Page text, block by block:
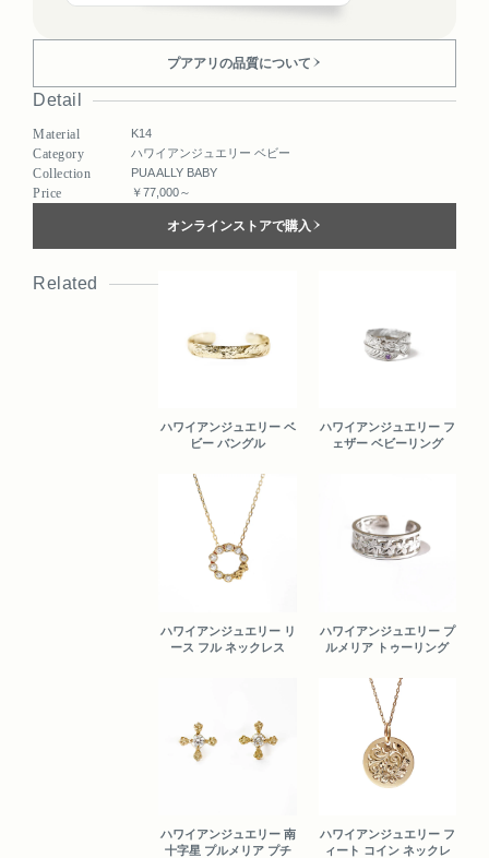
プアアリの品質について
Detail
Material K14
Category ハワイアンジュエリー ベビー
Collection PUA ALLY BABY
Price ￥77,000～
オンラインストアで購入
Related
ハワイアンジュエリー ベ
ビー バングル
ハワイアンジュエリー フ
ェザー ベビーリング
ハワイアンジュエリー リ
ース フル ネックレス
ハワイアンジュエリー プ
ルメリア トゥーリング
ハワイアンジュエリー 南
十字星 プルメリア プチ
ハワイアンジュエリー フ
ィート コイン ネックレ